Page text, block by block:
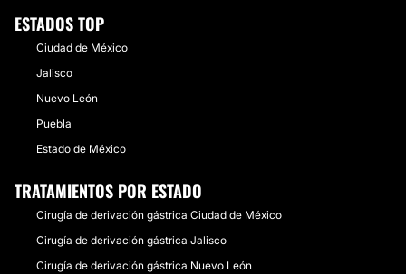
ESTADOS TOP
Ciudad de México
Jalisco
Nuevo León
Puebla
Estado de México
TRATAMIENTOS POR ESTADO
Cirugía de derivación gástrica Ciudad de México
Cirugía de derivación gástrica Jalisco
Cirugía de derivación gástrica Nuevo León